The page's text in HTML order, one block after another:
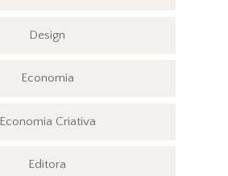
Design
Economia
Economia Criativa
Editora